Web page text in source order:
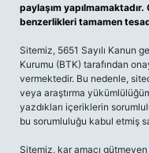
paylaşım
benzerlikleri tamamen
Sitemiz, 5651 Sayılı Kanun
Kurumu (BTK) tarafından
vermektedir. Bu nedenle,
veya araştırma
yazdıkları içeriklerin
bu sorumluluğu kabul etmiş
Sitemiz, kar amacı